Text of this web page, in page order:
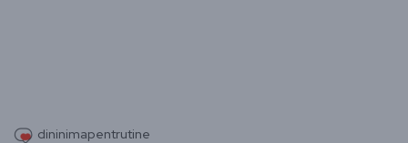
dininimapentrutine